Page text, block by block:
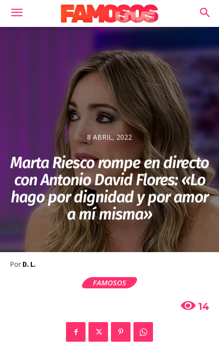
8 ABRIL, 2022
Marta Riesco rompe en directo
con Antonio David Flores: «Lo
hago por dignidad y por amor
a mí misma»
Por D. L.
FAMOSOS
14